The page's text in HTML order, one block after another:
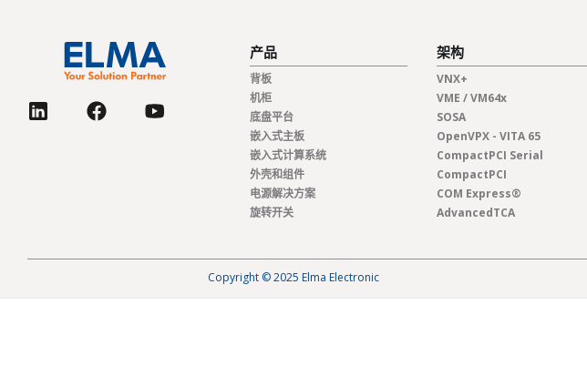
产品
背板
机柜
底盘平台
嵌入式主板
嵌入式计算系统
外壳和组件
电源解决方案
旋转开关
架构
VNX+
VME / VM64x
SOSA
OpenVPX - VITA 65
CompactPCI Serial
CompactPCI
COM Express®
AdvancedTCA
Copyright © 2025 Elma Electronic